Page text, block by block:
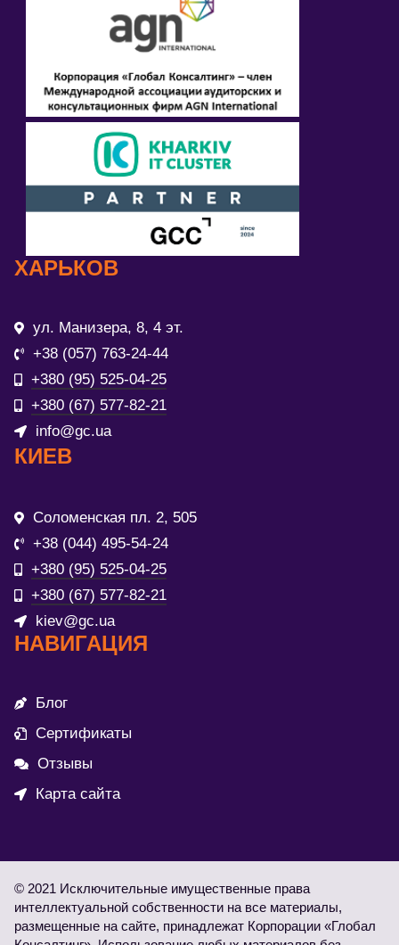
ХАРЬКОВ
ул. Манизера, 8, 4 эт.
+38 (057) 763-24-44
+380 (95) 525-04-25
+380 (67) 577-82-21
info@gc.ua
КИЕВ
Соломенская пл. 2, 505
+38 (044) 495-54-24
+380 (95) 525-04-25
+380 (67) 577-82-21
kiev@gc.ua
НАВИГАЦИЯ
Блог
Сертификаты
Отзывы
Карта сайта
© 2021 Исключительные имущественные права
интеллектуальной собственности на все материалы,
размещенные на сайте, принадлежат Корпорации «Глобал